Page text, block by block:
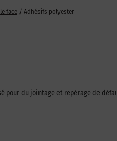
face / Adhésifs polyester
pour du jointage et repérage de